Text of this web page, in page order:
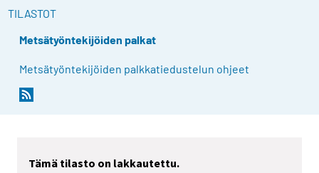
TILASTOT
Metsätyöntekijöiden palkat
Metsätyöntekijöiden palkkatiedustelun ohjeet
Tämä tilasto on lakkautettu.